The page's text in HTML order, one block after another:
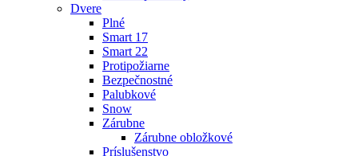
Dvere
Plné
Smart 17
Smart 22
Protipožiarne
Bezpečnostné
Palubkové
Snow
Zárubne
Zárubne obložkové
Príslušenstvo